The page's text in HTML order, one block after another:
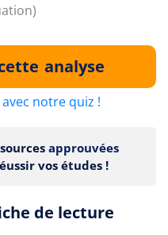
analyse
notre quiz !
approuvées
vos études !
de lecture